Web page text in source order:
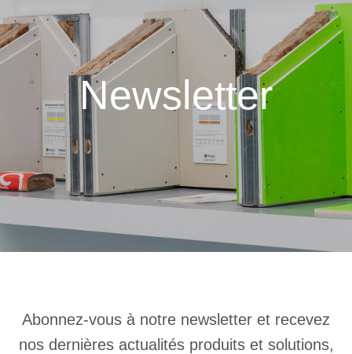
Newsletter
Abonnez-vous à notre newsletter et recevez
nos dernières actualités produits et solutions,